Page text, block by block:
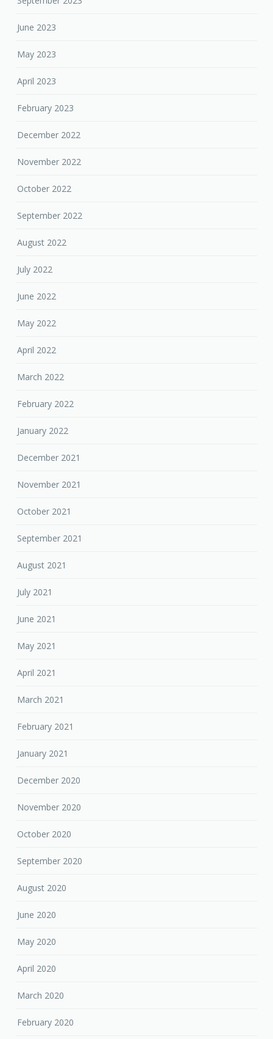
June 2023
May 2023
April 2023
February 2023
December 2022
November 2022
October 2022
September 2022
August 2022
July 2022
June 2022
May 2022
April 2022
March 2022
February 2022
January 2022
December 2021
November 2021
October 2021
September 2021
August 2021
July 2021
June 2021
May 2021
April 2021
March 2021
February 2021
January 2021
December 2020
November 2020
October 2020
September 2020
August 2020
June 2020
May 2020
April 2020
March 2020
February 2020